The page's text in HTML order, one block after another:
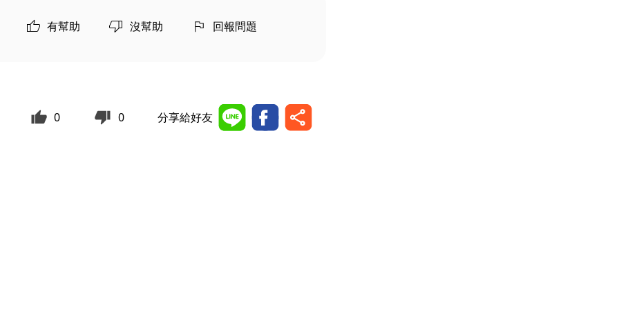
有幫助 沒幫助 回報問題
0 0 分享給好友